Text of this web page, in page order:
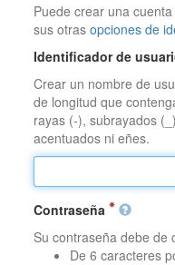
Puede crear una
sus otrasopciones de
Identificador de
Crear un nombre de
de longitud que
rayas (-), subrayados
acentuados ni eñes.
Contraseña
Su contraseña debe de
De 6 caracteres